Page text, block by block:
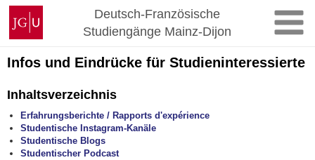
Zum
Inhalt
springen
Johannes
Gutenberg-
Universität
Mainz
Deutsch-Französische
Studiengänge Mainz-Dijon
Infos und Eindrücke für Studieninteressierte
Inhaltsverzeichnis
Erfahrungsberichte / Rapports d'expérience
Studentische Instagram-Kanäle
Studentische Blogs
Studentischer Podcast